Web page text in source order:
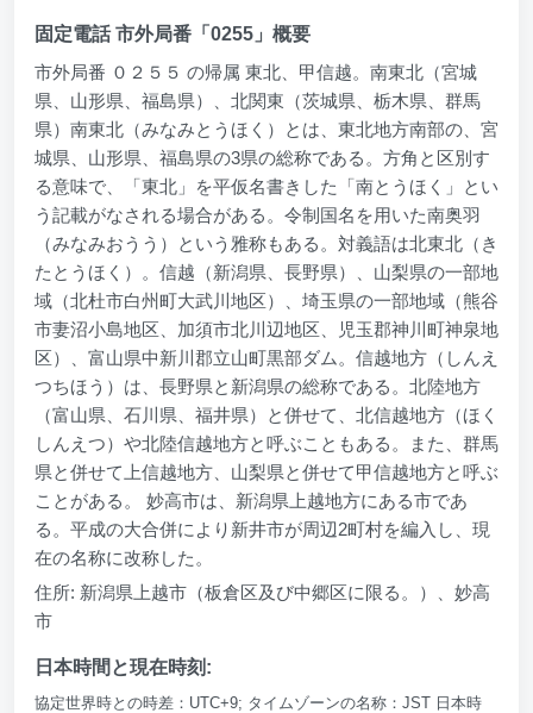
固定電話 市外局番「0255」概要
市外局番 ０２５５ の帰属 東北、甲信越。南東北（宮城
県、山形県、福島県）、北関東（茨城県、栃木県、群馬
県）南東北（みなみとうほく）とは、東北地方南部の、宮
城県、山形県、福島県の3県の総称である。方角と区別す
る意味で、「東北」を平仮名書きした「南とうほく」とい
う記載がなされる場合がある。令制国名を用いた南奥羽
（みなみおうう）という雅称もある。対義語は北東北（き
たとうほく）。信越（新潟県、長野県）、山梨県の一部地
域（北杜市白州町大武川地区）、埼玉県の一部地域（熊谷
市妻沼小島地区、加須市北川辺地区、児玉郡神川町神泉地
区）、富山県中新川郡立山町黒部ダム。信越地方（しんえ
つちほう）は、長野県と新潟県の総称である。北陸地方
（富山県、石川県、福井県）と併せて、北信越地方（ほく
しんえつ）や北陸信越地方と呼ぶこともある。また、群馬
県と併せて上信越地方、山梨県と併せて甲信越地方と呼ぶ
ことがある。 妙高市は、新潟県上越地方にある市であ
る。平成の大合併により新井市が周辺2町村を編入し、現
在の名称に改称した。
住所: 新潟県上越市（板倉区及び中郷区に限る。）、妙高
市
日本時間と現在時刻:
協定世界時との時差：UTC+9; タイムゾーンの名称：JST 日本時